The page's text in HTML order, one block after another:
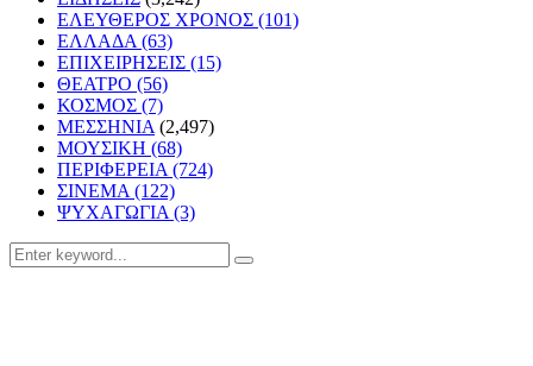
ΕΛΕΥΘΕΡΟΣ ΧΡΟΝΟΣ (101)
ΕΛΛΑΔΑ (63)
ΕΠΙΧΕΙΡΗΣΕΙΣ (15)
ΘΕΑΤΡΟ (56)
ΚΟΣΜΟΣ (7)
ΜΕΣΣΗΝΙΑ (2,497)
ΜΟΥΣΙΚΗ (68)
ΠΕΡΙΦΕΡΕΙΑ (724)
ΣΙΝΕΜΑ (122)
ΨΥΧΑΓΩΓΙΑ (3)
Search
for:
Search